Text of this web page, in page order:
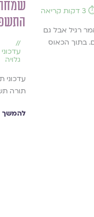
קריאה
רגיל אבל גם
בתוך הכאוס
//
גלויה
עדכוני
תורה
להמשך